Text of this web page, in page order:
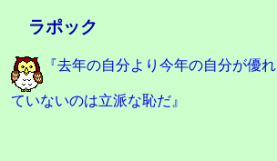
ラポック
『去年の自分より今年の自分が優れ
ていないのは立派な恥だ』